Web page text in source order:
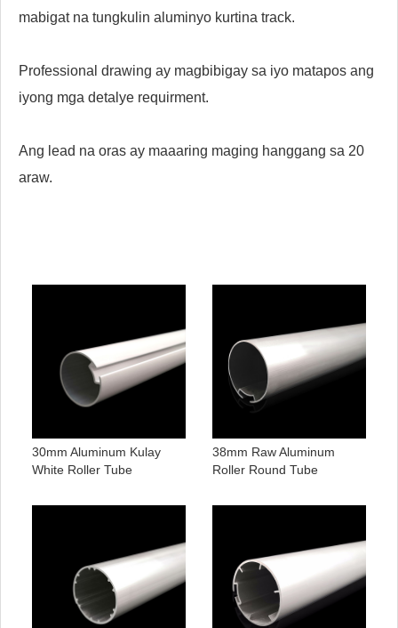
mabigat na tungkulin aluminyo kurtina track.
Professional drawing ay magbibigay sa iyo matapos ang
iyong mga detalye requirment.
Ang lead na oras ay maaaring maging hanggang sa 20
araw.
30mm Aluminum Kulay
White Roller Tube
38mm Raw Aluminum
Roller Round Tube